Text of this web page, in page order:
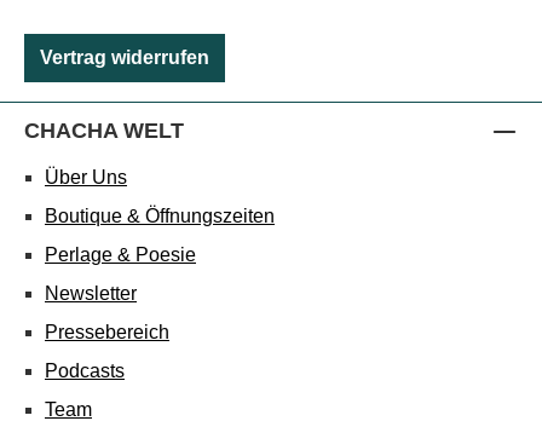
Vertrag widerrufen
CHACHA WELT
Über Uns
Boutique & Öffnungszeiten
Perlage & Poesie
Newsletter
Pressebereich
Podcasts
Team